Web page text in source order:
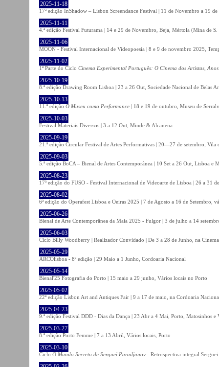
2025-11-18
17ª edição InShadow – Lisbon Screendance Festival | 11 de Novembro a 19
2025-11-11
4.ª edição Festival Futurama | 14 e 29 de Novembro, Beja, Mértola (Mina de
2025-11-06
MOON - Festival Internacional de Videopoesia | 8 e 9 de novembro 2025,
2025-11-02
1ª Parte do Ciclo Cinema Experimental Português: O Cinema dos Artistas,
2025-10-19
8.ª edição Drawing Room Lisboa | 23 a 26 Out, Sociedade Nacional de Belas
2025-10-13
11.ª edição O Museu como Performance | 18 e 19 de outubro, Museu de
2025-10-03
Festival Materiais Diversos | 3 a 12 Out, Minde & Alcanena
2025-09-19
21.ª edição Circular Festival de Artes Performativas | 20—27 de setembro, Vila
2025-09-03
5.ª edição BoCA – Bienal de Artes Contemporânea | 10 Set a 26 Out, Lisboa e
2025-08-23
17ª edição do FUSO - Festival Internacional de Videoarte de Lisboa | 26 a 31
2025-08-02
6ª edição do Operafest Lisboa e Oeiras 2025 | 7 de Agosto a 16 de Setembro,
2025-06-26
Bienal de Arte Contemporânea da Maia 2025 - Fulgor | 3 de julho a 14
2025-06-03
Ciclo Billy Woodberry | Realizador Convidado | De 3 a 28 de Junho, na
2025-05-29
ARCOlisboa - 8ª edição | 29 Maio a 1 Junho, Cordoaria Nacional
2025-05-14
Bienal'25 Fotografia do Porto | 15 maio a 29 junho, Vários locais no Porto
2025-05-02
22ª edição Lisbon Art and Antiques Fair | 9 a 17 de maio, na Cordoaria
2025-04-23
9.ª edição Festival DDD - Dias da Dança | 23 Abr a 4 Mai, Porto, Matosinhos e
2025-03-27
8.ª edição Porto Femme | 7 a 13 Abril, Vários locais, Porto
2025-03-10
Ciclo O Mundo Secreto de Serguei Paradjanov - Retrospectiva integral